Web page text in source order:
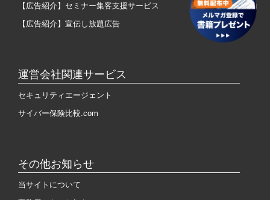
【広告紹介】セミナー集客支援サービス
【広告紹介】宣伝し放題広告
運営会社関連サービス
セキュリティエージェント
サイバー保険比較.com
その他お知らせ
当サイトについて